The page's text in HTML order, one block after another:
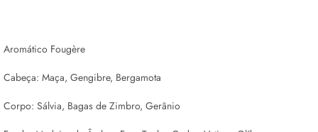
Aromático Fougère
Cabeça: Maça, Gengibre, Bergamota
Corpo: Sálvia, Bagas de Zimbro, Gerânio